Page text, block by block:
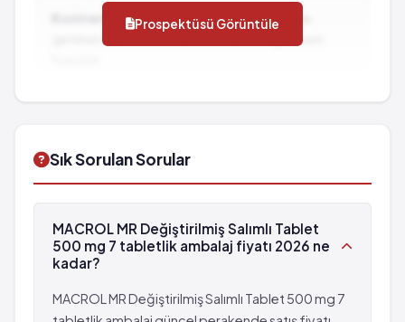
Kontrendikasyonlar:İlacın kullanılmaması
gereken durumlar ve dikkat edilmesi gereken
Prospektüsü Görüntüle
Sık Sorulan Sorular
MACROL MR Değiştirilmiş Salımlı Tablet
500 mg 7 tabletlik ambalaj fiyatı 2026 ne
kadar?
MACROL MR Değiştirilmiş Salımlı Tablet 500 mg 7